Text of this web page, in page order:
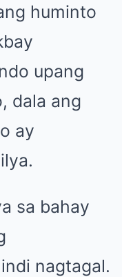
huminto
upang
dala ang
ay
sa bahay
nagtagal.